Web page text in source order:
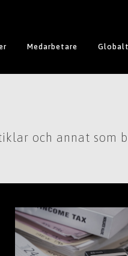
Medarbetare
och annat som